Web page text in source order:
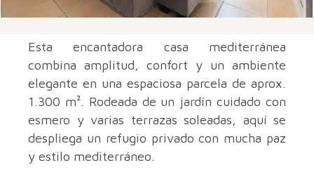
Esta encantadora casa mediterránea
combina amplitud, confort y un ambiente
elegante en una espaciosa parcela de aprox.
1.300 m². Rodeada de un jardín cuidado con
esmero y varias terrazas soleadas, aquí se
despliega un refugio privado con mucha paz
y estilo mediterráneo.